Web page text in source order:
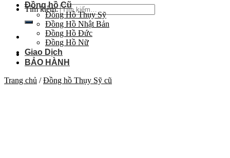
Tìm kiếm:
Đồng hồ Cũ
Đồng Hồ Thụy Sỹ
Đồng Hồ Nhật Bản
Đồng Hồ Đức
Đồng Hồ Nữ
Giao Dịch
BẢO HÀNH
Trang chủ / Đồng hồ Thụy Sỹ cũ